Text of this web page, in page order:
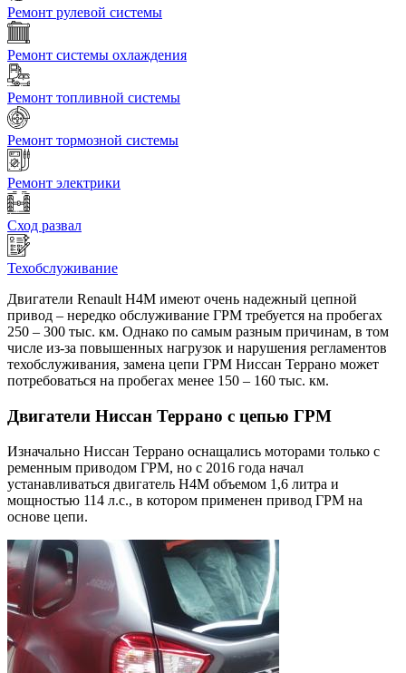
Ремонт рулевой системы
Ремонт системы охлаждения
Ремонт топливной системы
Ремонт тормозной системы
Ремонт электрики
Сход развал
Техобслуживание
Двигатели Renault H4M имеют очень надежный цепной
привод – нередко обслуживание ГРМ требуется на пробегах
250 – 300 тыс. км. Однако по самым разным причинам, в том
числе из-за повышенных нагрузок и нарушения регламентов
техобслуживания, замена цепи ГРМ Ниссан Террано может
потребоваться на пробегах менее 150 – 160 тыс. км.
Двигатели Ниссан Террано с цепью ГРМ
Изначально Ниссан Террано оснащались моторами только с
ременным приводом ГРМ, но с 2016 года начал
устанавливаться двигатель H4M объемом 1,6 литра и
мощностью 114 л.с., в котором применен привод ГРМ на
основе цепи.